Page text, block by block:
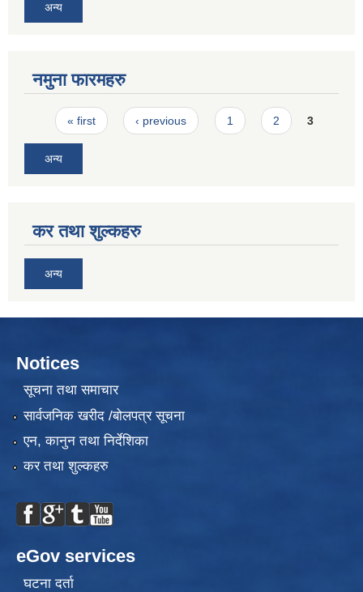
अन्य
नमुना फारमहरु
Pages
« first ‹ previous 1 2 3
अन्य
कर तथा शुल्कहरु
अन्य
Notices
सूचना तथा समाचार
सार्वजनिक खरीद /बोलपत्र सूचना
एन, कानुन तथा निर्देशिका
कर तथा शुल्कहरु
eGov services
घटना दर्ता